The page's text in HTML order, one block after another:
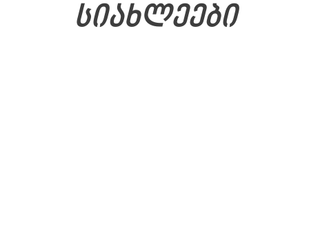
სიახლეები